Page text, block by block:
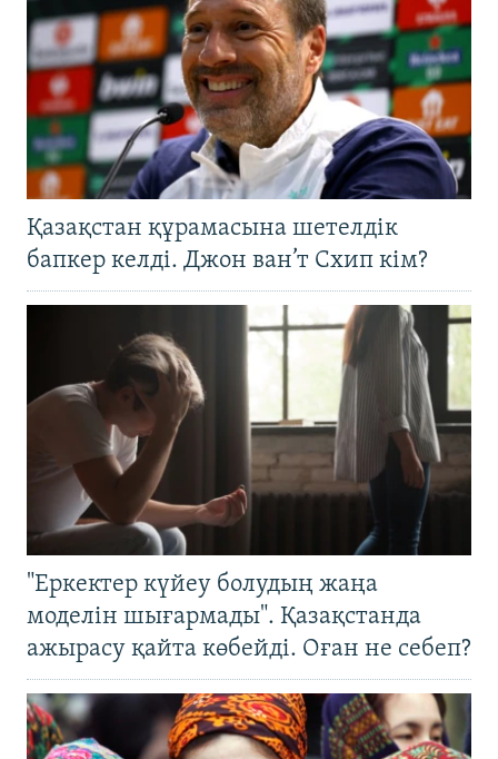
Қазақстан құрамасына шетелдік
бапкер келді. Джон ван’т Схип кім?
"Еркектер күйеу болудың жаңа
моделін шығармады". Қазақстанда
ажырасу қайта көбейді. Оған не себеп?